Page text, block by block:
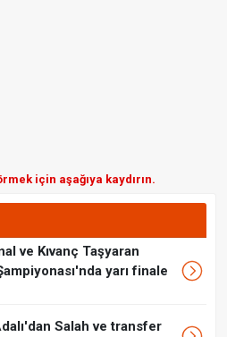
için aşağıya kaydırın.
ve Kıvanç Taşyaran
yarı finale
Salah ve transfer